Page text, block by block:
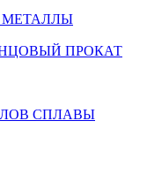
МЕТАЛЛЫ
ПРОКАТ
СПЛАВЫ